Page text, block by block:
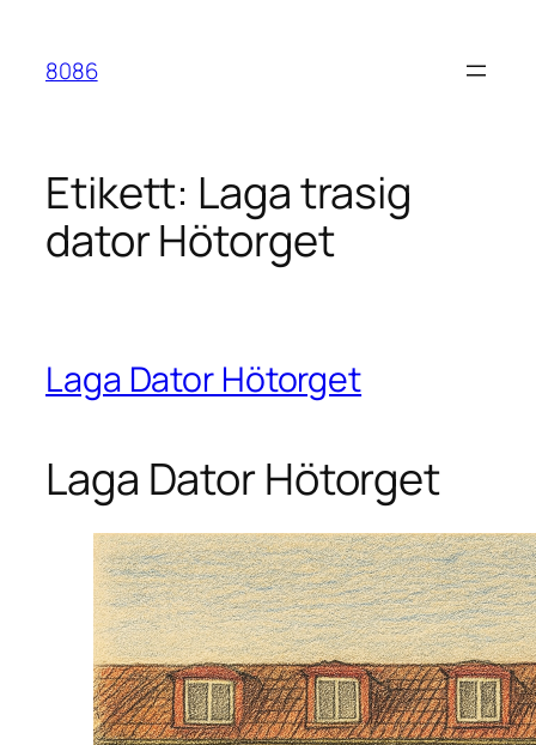
innehåll
8086
Etikett: Laga trasig
dator Hötorget
Laga Dator Hötorget
Laga Dator Hötorget